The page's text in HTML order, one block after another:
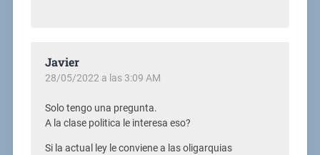
Javier
28/05/2022 a las 3:09 AM
Solo tengo una pregunta.
A la clase politica le interesa eso?
Si la actual ley le conviene a las oligarquias